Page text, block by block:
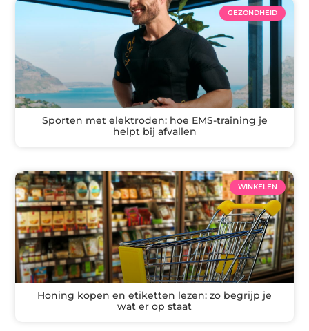
GEZONDHEID
Sporten met elektroden: hoe EMS-training je
helpt bij afvallen
WINKELEN
Honing kopen en etiketten lezen: zo begrijp je
wat er op staat